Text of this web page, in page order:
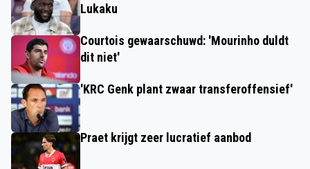
Lukaku
Courtois gewaarschuwd: 'Mourinho duldt
dit niet'
'KRC Genk plant zwaar transferoffensief'
Praet krijgt zeer lucratief aanbod